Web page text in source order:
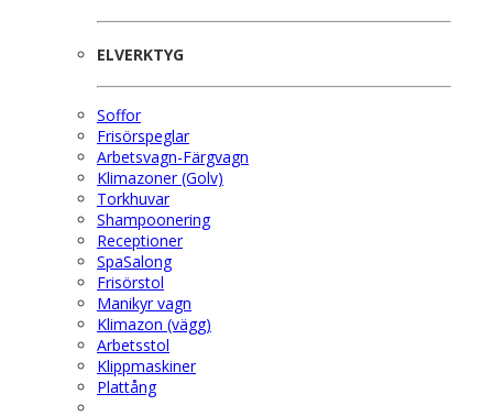
ELVERKTYG
Soffor
Frisörspeglar
Arbetsvagn-Färgvagn
Klimazoner (Golv)
Torkhuvar
Shampoonering
Receptioner
SpaSalong
Frisörstol
Manikyr vagn
Klimazon (vägg)
Arbetsstol
Klippmaskiner
Plattång